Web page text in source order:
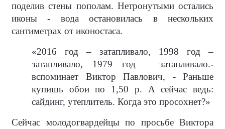
поделив стены пополам. Нетронутыми остались
иконы - вода остановилась в нескольких
сантиметрах от иконостаса.
«2016 год – затапливало, 1998 год –
затапливало, 1979 год – затапливало.-
вспоминает Виктор Павлович, - Раньше
купишь обои по 1,50 р. А сейчас ведь:
сайдинг, утеплитель. Когда это просохнет?»
Сейчас молодогвардейцы по просьбе Виктора